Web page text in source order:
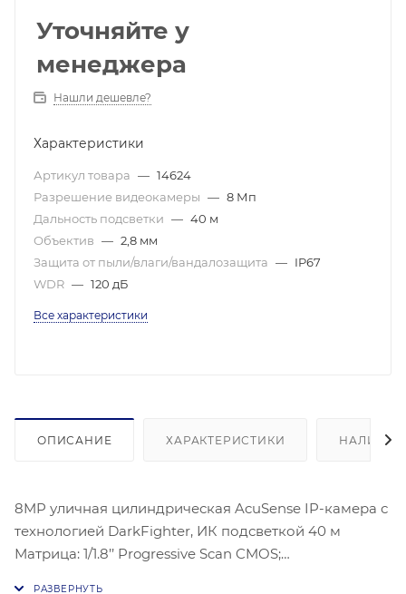
Уточняйте у
менеджера
Нашли дешевле?
Характеристики
Артикул товара — 14624
Разрешение видеокамеры — 8 Мп
Дальность подсветки — 40 м
Объектив — 2,8 мм
Защита от пыли/влаги/вандалозащита — IP67
WDR — 120 дБ
Все характеристики
ОПИСАНИЕ ХАРАКТЕРИСТИКИ НАЛИЧИЕ
8MP уличная цилиндрическая AcuSense IP-камера с
технологией DarkFighter, ИК подсветкой 40 м
Матрица: 1/1.8’’ Progressive Scan CMOS;